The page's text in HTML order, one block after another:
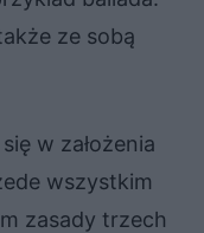
ze sobą
w założenia
wszystkim
zasady trzech